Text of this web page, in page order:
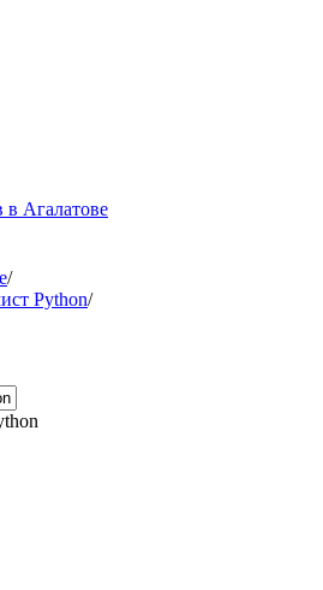
в Агалатове
/
Python/